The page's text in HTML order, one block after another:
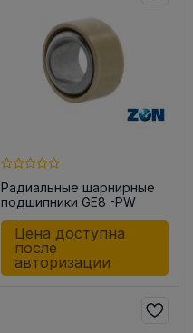
Радиальные шарнирные
подшипники GE8 -PW
Цена доступна
после
авторизации